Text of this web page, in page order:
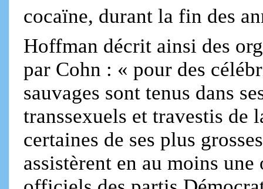
cocaïne, durant la fin des
Hoffman décrit ainsi des
par Cohn : « pour des
sauvages sont tenus dans
transsexuels et travestis de
certaines de ses plus
assistèrent en au moins